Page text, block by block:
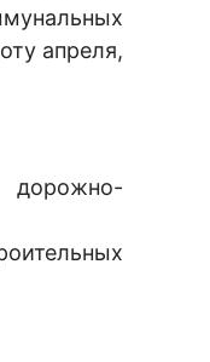
апреля,
дорожно-